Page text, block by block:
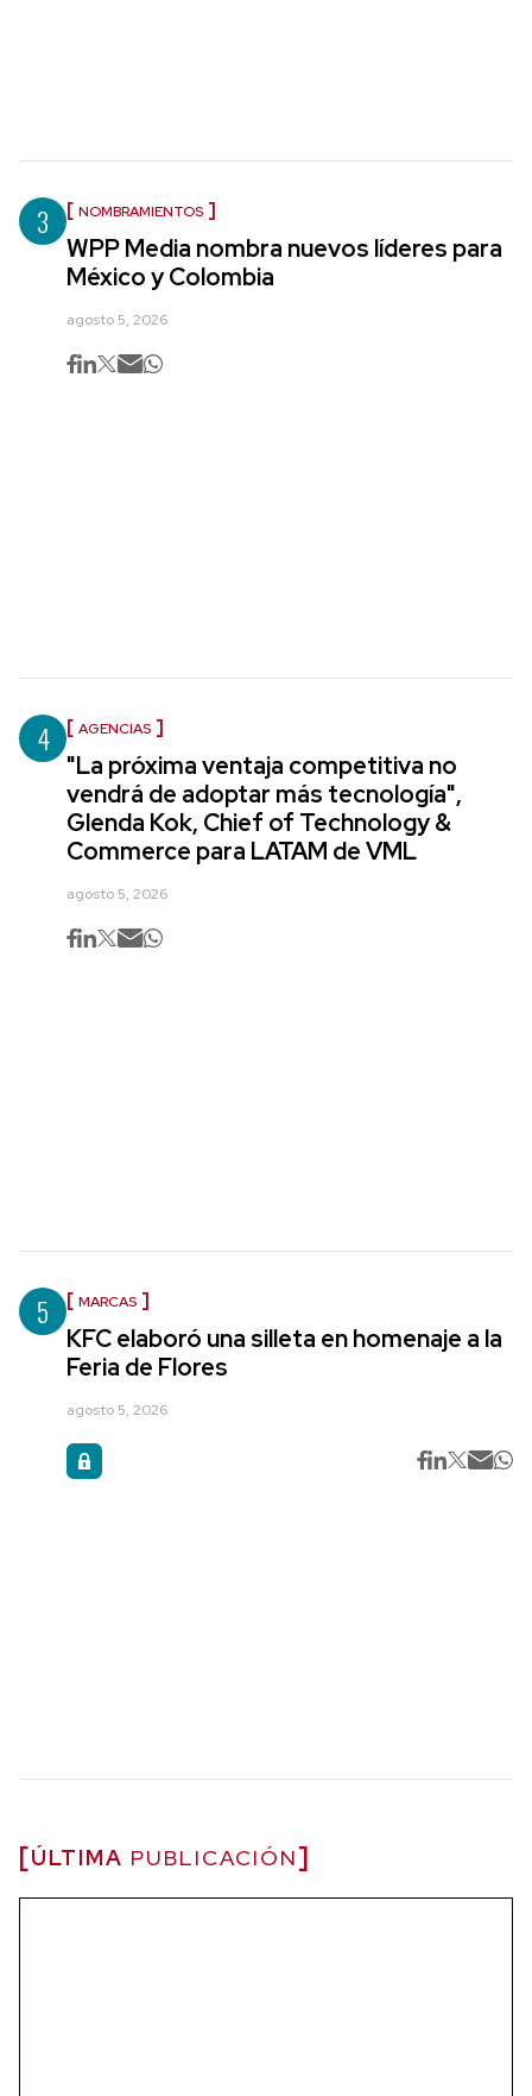
3 NOMBRAMIENTOS
WPP Media nombra nuevos líderes para
México y Colombia
agosto 5, 2026
4 AGENCIAS
"La próxima ventaja competitiva no
vendrá de adoptar más tecnología",
Glenda Kok, Chief of Technology &
Commerce para LATAM de VML
agosto 5, 2026
5 MARCAS
KFC elaboró una silleta en homenaje a la
Feria de Flores
agosto 5, 2026
ÚLTIMA PUBLICACIÓN